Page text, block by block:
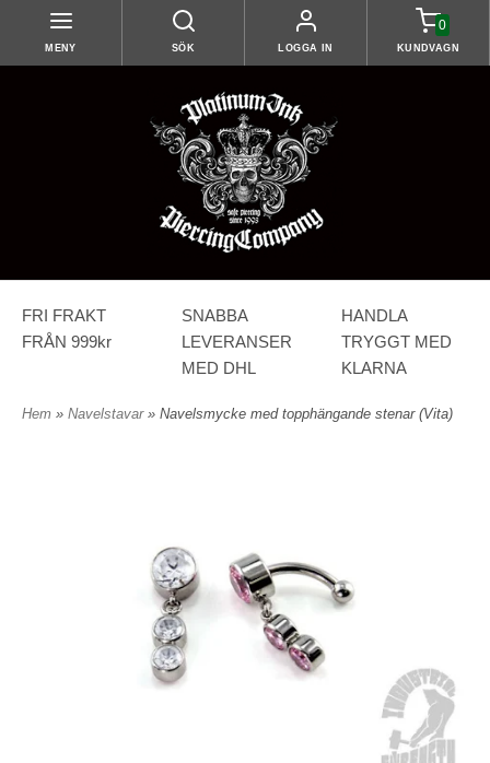
MENY SÖK LOGGA IN
0
KUNDVAGN
FRI FRAKT
FRÅN 999kr
SNABBA
LEVERANSER
MED DHL
HANDLA
TRYGGT MED
KLARNA
Hem » Navelstavar » Navelsmycke med topphängande stenar (Vita)